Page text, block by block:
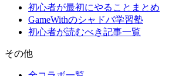
初心者が最初にやることまとめ
GameWithのシャドバ学習塾
初心者が読むべき記事一覧
その他